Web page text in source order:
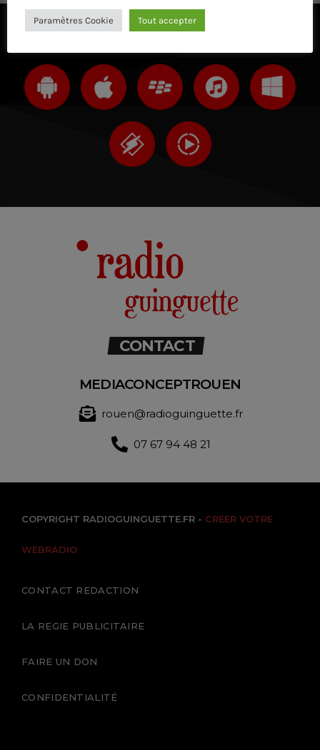
CONTACT
MEDIACONCEPTROUEN
rouen@radioguinguette.fr
07 67 94 48 21
COPYRIGHT RADIOGUINGUETTE.FR - CREER VOTRE
WEBRADIO
CONTACT REDACTION
LA REGIE PUBLICITAIRE
FAIRE UN DON
CONFIDENTIALITÉ
Paramètres Cookie Tout accepter